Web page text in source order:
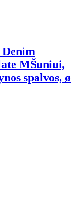
MŠuniui,
spalvos, ø